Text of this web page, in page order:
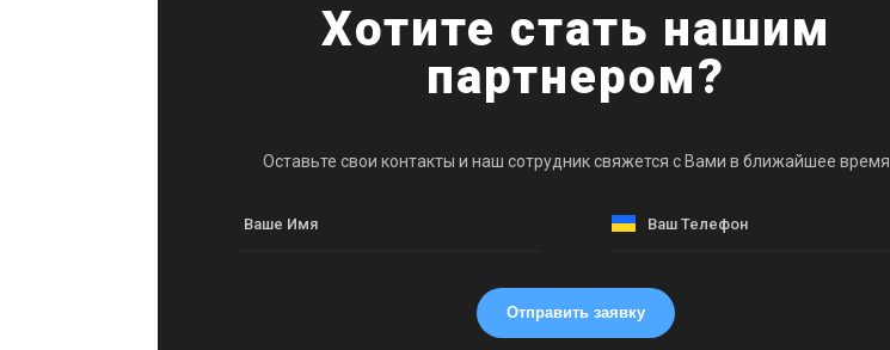
Хотите стать нашим
партнером?
Оставьте свои контакты и наш сотрудник свяжется с Вами в ближайшее время
Отправить заявку